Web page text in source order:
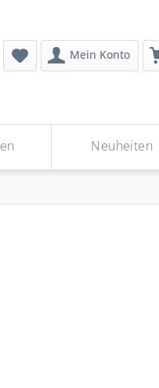
Mein Konto
Neuheiten